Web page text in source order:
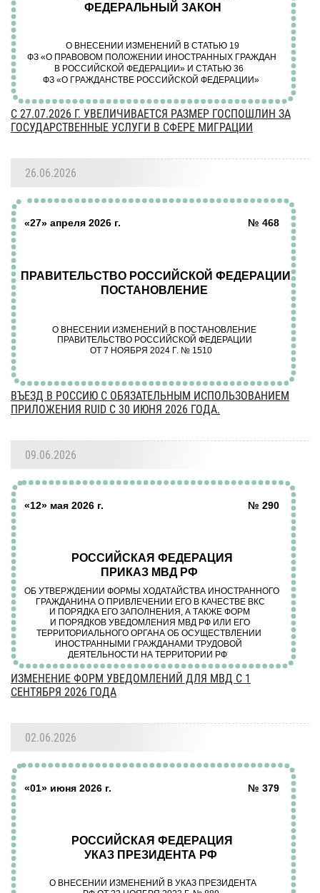
C 27.07.2026 Г. УВЕЛИЧИВАЕТСЯ РАЗМЕР ГОСПОШЛИН ЗА
ГОСУДАРСТВЕННЫЕ УСЛУГИ В СФЕРЕ МИГРАЦИИ
26.06.2026
ВЪЕЗД В РОССИЮ С ОБЯЗАТЕЛЬНЫМ ИСПОЛЬЗОВАНИЕМ
ПРИЛОЖЕНИЯ RUID С 30 ИЮНЯ 2026 ГОДА.
09.06.2026
ИЗМЕНЕНИЕ ФОРМ УВЕДОМЛЕНИЙ ДЛЯ МВД С 1
СЕНТЯБРЯ 2026 ГОДА
02.06.2026